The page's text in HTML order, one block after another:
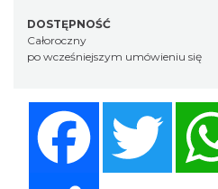
DOSTĘPNOŚĆ
Całoroczny
po wcześniejszym umówieniu się